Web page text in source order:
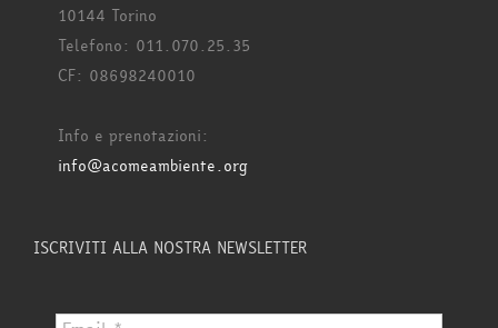
10144 Torino
Telefono: 011.070.25.35
CF: 08698240010
Info e prenotazioni:
info@acomeambiente.org
ISCRIVITI ALLA NOSTRA NEWSLETTER